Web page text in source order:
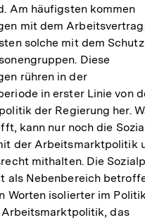
Am häufigsten kommen
mit dem
solche mit dem Schutz
Diese
rühren in der
in erster Linie von
der Regierung her.
kann nur noch die
der Arbeitsmarktpolitik
mithalten. Die
als Nebenbereich
Worten isolierter im
Arbeitsmarktpolitik, das